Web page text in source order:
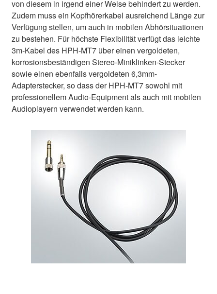
von diesem in irgend einer Weise behindert zu werden.
Zudem muss ein Kopfhörerkabel ausreichend Länge zur
Verfügung stellen, um auch in mobilen Abhörsituationen
zu bestehen. Für höchste Flexibilität verfügt das leichte
3m-Kabel des HPH-MT7 über einen vergoldeten,
korrosionsbeständigen Stereo-Miniklinken-Stecker
sowie einen ebenfalls vergoldeten 6,3mm-
Adapterstecker, so dass der HPH-MT7 sowohl mit
professionellem Audio-Equipment als auch mit mobilen
Audioplayern verwendet werden kann.